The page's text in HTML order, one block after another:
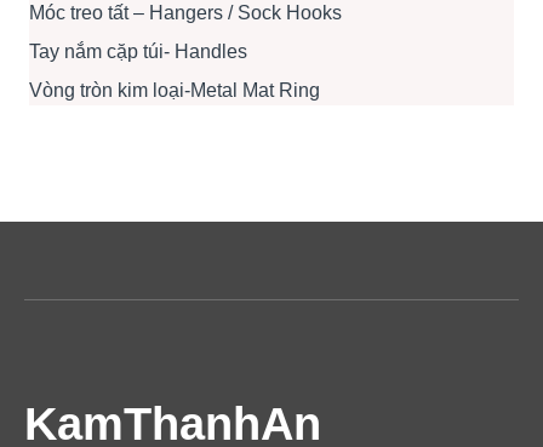
Móc treo tất – Hangers / Sock Hooks
Tay nắm cặp túi- Handles
Vòng tròn kim loại-Metal Mat Ring
KamThanhAn